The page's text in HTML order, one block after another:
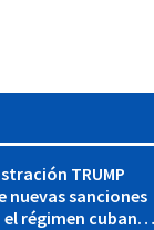
TRUMP
nuevas sanciones
régimen cubano: